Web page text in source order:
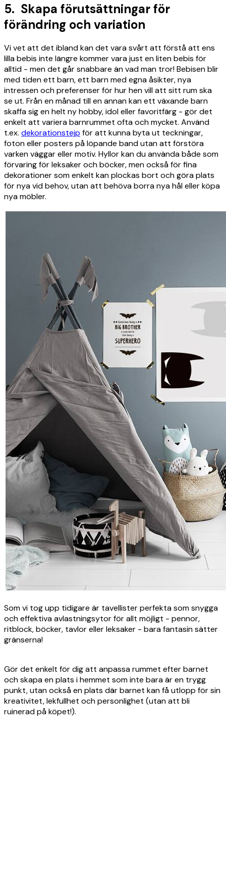
5. Skapa förutsättningar för
förändring och variation
Vi vet att det ibland kan det vara svårt att förstå att ens
lilla bebis inte längre kommer vara just en liten bebis för
alltid - men det går snabbare än vad man tror! Bebisen blir
med tiden ett barn, ett barn med egna åsikter, nya
intressen och preferenser för hur hen vill att sitt rum ska
se ut. Från en månad till en annan kan ett växande barn
skaffa sig en helt ny hobby, idol eller favoritfärg - gör det
enkelt att variera barnrummet ofta och mycket. Använd
t.ex. dekorationstejp för att kunna byta ut teckningar,
foton eller posters på löpande band utan att förstöra
varken väggar eller motiv. Hyllor kan du använda både som
förvaring för leksaker och böcker, men också för fina
dekorationer som enkelt kan plockas bort och göra plats
för nya vid behov, utan att behöva borra nya hål eller köpa
nya möbler.
Som vi tog upp tidigare är tavellister perfekta som snygga
och effektiva avlastningsytor för allt möjligt - pennor,
ritblock, böcker, tavlor eller leksaker - bara fantasin sätter
gränserna!
Gör det enkelt för dig att anpassa rummet efter barnet
och skapa en plats i hemmet som inte bara är en trygg
punkt, utan också en plats där barnet kan få utlopp för sin
kreativitet, lekfullhet och personlighet (utan att bli
ruinerad på köpet!).